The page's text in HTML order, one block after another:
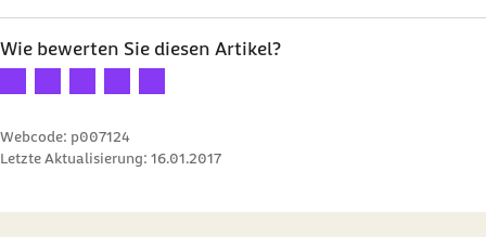
Wie bewerten Sie diesen Artikel?
Ihre Bewertung: 1 Stern
Ihre Bewertung: 2 Sterne
Ihre Bewertung: 3 Sterne
Ihre Bewertung: 4 Sterne
Ihre Bewertung: 5 Sterne
Webcode: p007124
Letzte Aktualisierung: 16.01.2017